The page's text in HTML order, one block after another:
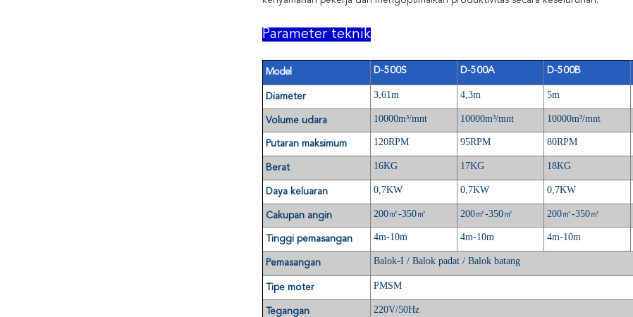
Parameter teknik
Model D-500S D-500A D-500B
Diameter 3,61m 4,3m 5m
Volume udara 10000m³/mnt 10000m³/mnt 10000m³/mnt
Putaran maksimum 120RPM 95RPM 80RPM
Berat 16KG 17KG 18KG
Daya keluaran 0,7KW 0,7KW 0,7KW
Cakupan angin 200㎡-350㎡ 200㎡-350㎡ 200㎡-350㎡
Tinggi pemasangan 4m-10m 4m-10m 4m-10m
Pemasangan Balok-I / Balok padat / Balok batang
Tipe moter PMSM
Tegangan 220V/50Hz